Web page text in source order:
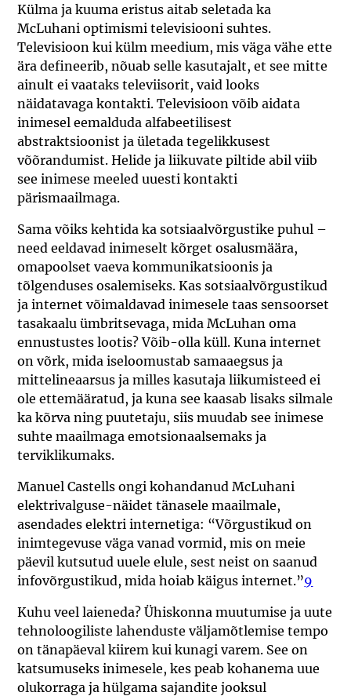
Külma ja kuuma eristus aitab seletada ka
McLuhani optimismi televisiooni suhtes.
Televisioon kui külm meedium, mis väga vähe ette
ära defineerib, nõuab selle kasutajalt, et see mitte
ainult ei vaataks televiisorit, vaid looks
näidatavaga kontakti. Televisioon võib aidata
inimesel eemalduda alfabeetilisest
abstraktsioonist ja ületada tegelikkusest
võõrandumist. Helide ja liikuvate piltide abil viib
see inimese meeled uuesti kontakti
pärismaailmaga.
Sama võiks kehtida ka sotsiaalvõrgustike puhul –
need eeldavad inimeselt kõrget osalusmäära,
omapoolset vaeva kommunikatsioonis ja
tõlgenduses osalemiseks. Kas sotsiaalvõrgustikud
ja internet võimaldavad inimesele taas sensoorset
tasakaalu ümbritsevaga, mida McLuhan oma
ennustustes lootis? Võib-olla küll. Kuna internet
on võrk, mida iseloomustab samaaegsus ja
mittelineaarsus ja milles kasutaja liikumisteed ei
ole ettemääratud, ja kuna see kaasab lisaks silmale
ka kõrva ning puutetaju, siis muudab see inimese
suhte maailmaga emotsionaalsemaks ja
terviklikumaks.
Manuel Castells ongi kohandanud McLuhani
elektrivalguse-näidet tänasele maailmale,
asendades elektri internetiga: “Võrgustikud on
inimtegevuse väga vanad vormid, mis on meie
päevil kutsutud uuele elule, sest neist on saanud
infovõrgustikud, mida hoiab käigus internet.”9
Kuhu veel laieneda? Ühiskonna muutumise ja uute
tehnoloogiliste lahenduste väljamõtlemise tempo
on tänapäeval kiirem kui kunagi varem. See on
katsumuseks inimesele, kes peab kohanema uue
olukorraga ja hülgama sajandite jooksul